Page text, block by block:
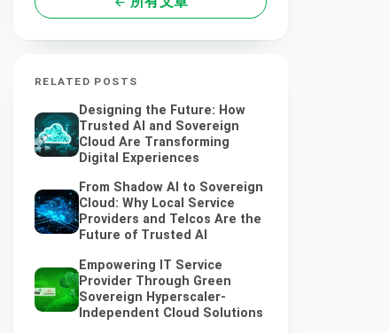
RELATED POSTS
Designing the Future: How
Trusted AI and Sovereign
Cloud Are Transforming
Digital Experiences
From Shadow AI to Sovereign
Cloud: Why Local Service
Providers and Telcos Are the
Future of Trusted AI
Empowering IT Service
Provider Through Green
Sovereign Hyperscaler-
Independent Cloud Solutions